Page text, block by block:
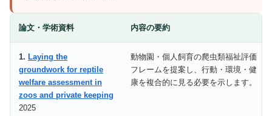
論文・学術資料 内容の要約
1. Laying the
groundwork for reptile
welfare assessment in
zoos and private keeping
2025
動物園・個人飼育の爬虫類福祉評価
フレームを提案し、行動・環境・健
康を複合的に見る必要を示します。